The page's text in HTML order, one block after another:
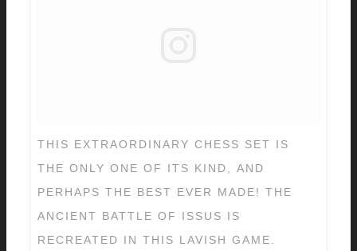
THIS EXTRAORDINARY CHESS SET IS
THE ONLY ONE OF ITS KIND, AND
PERHAPS THE BEST EVER MADE! THE
ANCIENT BATTLE OF ISSUS IS
RECREATED IN THIS LAVISH GAME.